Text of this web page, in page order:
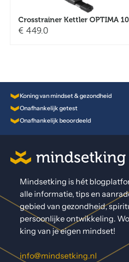
Crosstrainer Kettler OPTIMA
€ 449.0
Koning van mindset & gezondheid
Onafhankelijk getest
Onafhankelijk beoordeeld
Mindsetking is hét
alle informatie, tips en
gebied van gezondheid,
persoonlijke ontwikkeling.
king van je eigen mindset!
info@mindsetking.nl